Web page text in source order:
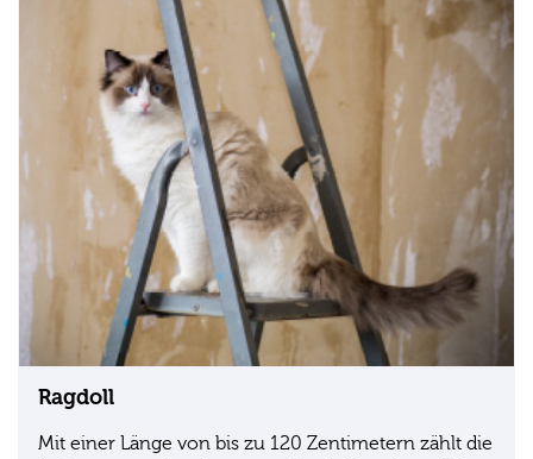
Ragdoll
Mit einer Länge von bis zu 120 Zentimetern zählt die